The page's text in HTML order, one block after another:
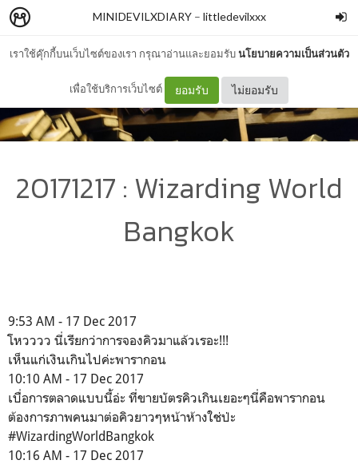
เราใช้คุ๊กกี้บนเว็บไซต์ของเรา กรุณาอ่านและยอมรับนโยบายความเป็นส่วนตัว
เพื่อใช้บริการเว็บไซต์ ยอมรับ ไม่ยอมรับ
MINIDEVILXDIARY– littledevilxxx
20171217 : Wizarding World
Bangkok
9:53 AM - 17 Dec 2017
โหวววว นี่เรียกว่าการจองคิวมาแล้วเรอะ!!!
เห็นแก่เงินเกินไปค่ะพารากอน
10:10 AM - 17 Dec 2017
เบื่อการตลาดแบบนี้อ่ะ ที่ขายบัตรคิวเกินเยอะๆนี่คือพารากอน
ต้องการภาพคนมาต่อคิวยาวๆหน้าห้างใช่ป่ะ
#WizardingWorldBangkok
10:16 AM - 17 Dec 2017